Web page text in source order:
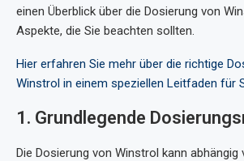
einen Überblick über die Dosierung von
Aspekte, die Sie beachten sollten.
Hier erfahren Sie mehr über die richtige
Winstrol in einem speziellen Leitfaden für
1. Grundlegende
Die Dosierung von Winstrol kann abhängig